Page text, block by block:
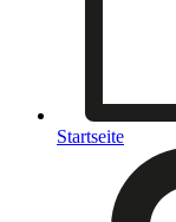
Startseite